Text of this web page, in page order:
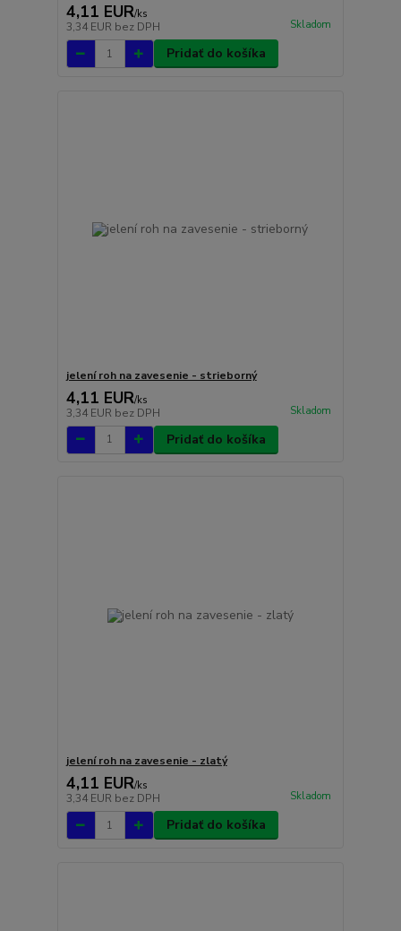
4,11 EUR/ks
3,34 EUR bez DPH Skladom
Pridať do košíka
jelení roh na zavesenie - strieborný
4,11 EUR/ks
3,34 EUR bez DPH Skladom
Pridať do košíka
jelení roh na zavesenie - zlatý
4,11 EUR/ks
3,34 EUR bez DPH Skladom
Pridať do košíka